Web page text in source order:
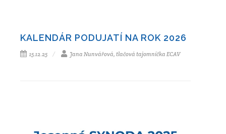
KALENDÁR PODUJATÍ NA ROK 2026
15.12.25 Jana Nunvářová, tlačová tajomníčka ECAV